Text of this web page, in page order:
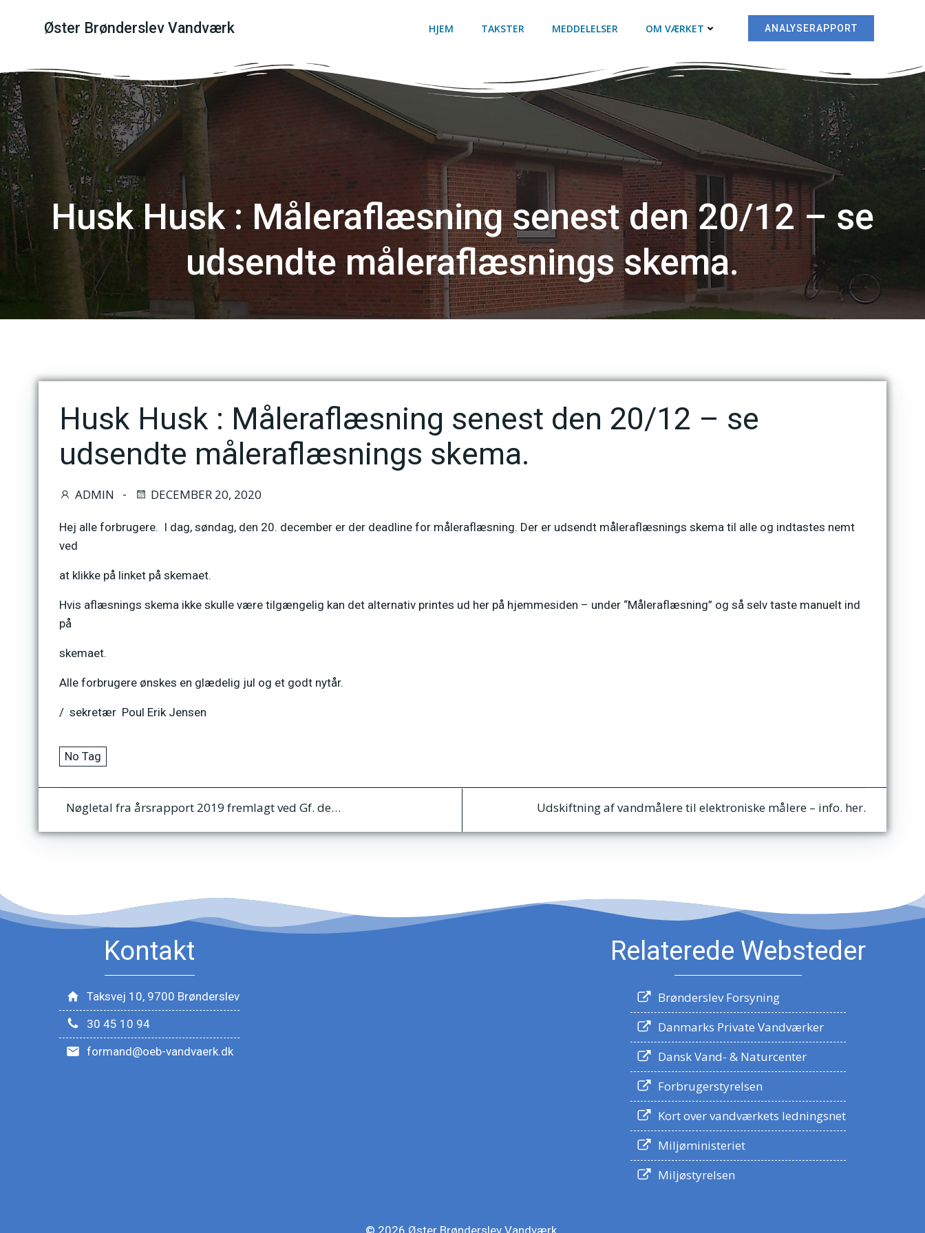
Øster Brønderslev Vandværk HJEM TAKSTER MEDDELELSER OM VÆRKET ANALYSERAPPORT
Husk Husk : Måleraflæsning senest den 20/12 – se
udsendte måleraflæsnings skema.
Husk Husk : Måleraflæsning senest den 20/12 – se
udsendte måleraflæsnings skema.
ADMIN - DECEMBER 20, 2020
Hej alle forbrugere. I dag, søndag, den 20. december er der deadline for måleraflæsning. Der er udsendt måleraflæsnings skema til alle og indtastes nemt
ved
at klikke på linket på skemaet.
Hvis aflæsnings skema ikke skulle være tilgængelig kan det alternativ printes ud her på hjemmesiden – under “Måleraflæsning” og så selv taste manuelt ind
på
skemaet.
Alle forbrugere ønskes en glædelig jul og et godt nytår.
/ sekretær Poul Erik Jensen
No Tag
Indlægsnavigation Nøgletal fra årsrapport 2019 fremlagt ved Gf. den 15/9 2020 Indlægsnavigation
Udskiftning af vandmålere til elektroniske målere – info. her.
Kontakt
Taksvej 10, 9700 Brønderslev
30 45 10 94
formand@oeb-vandvaerk.dk
Relaterede Websteder
Brønderslev Forsyning
Danmarks Private Vandværker
Dansk Vand- & Naturcenter
Forbrugerstyrelsen
Kort over vandværkets ledningsnet
Miljøministeriet
Miljøstyrelsen